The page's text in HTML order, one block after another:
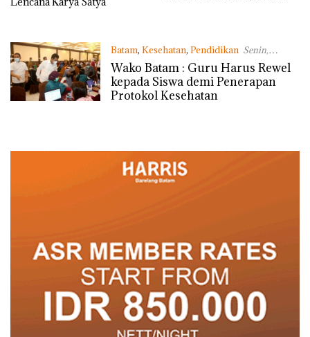
Batam, Kesehatan, Pendidikan Senin,
05/04/2021 - 13:18 WIB
Wako Batam : Guru Harus Rewel
kepada Siswa demi Penerapan
Protokol Kesehatan